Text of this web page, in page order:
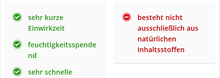
sehr kurze
Einwirkzeit
feuchtigkeitsspende
nd
sehr schnelle
besteht nicht
ausschließlich aus
natürlichen
Inhaltsstoffen